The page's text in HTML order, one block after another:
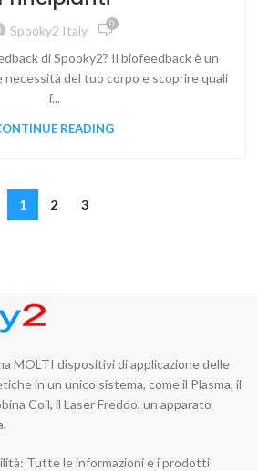
Spooky2 Italy 0
di Spooky2? Il biofeedback è un
necessità del tuo corpo e scoprire quali
f...
READING
1 2 3
MOLTI dispositivi di applicazione delle
in un unico sistema, come il Plasma, il
Coil, il Laser Freddo, un apparato
Tutte le informazioni e i prodotti